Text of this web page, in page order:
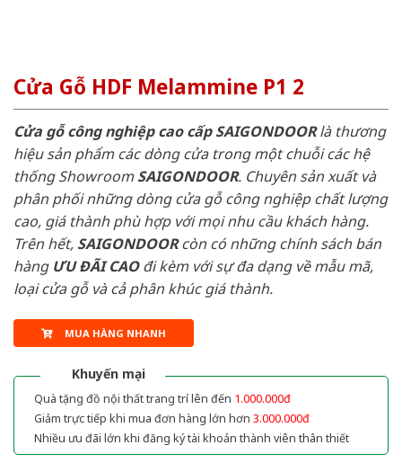
Cửa Gỗ HDF Melammine P1 2
Cửa gỗ công nghiệp cao cấp SAIGONDOORlà thương
hiệu sản phẩm các dòng cửa trong một chuỗi các hệ
thống ShowroomSAIGONDOOR. Chuyên sản xuất và
phân phối những dòng cửa gỗ công nghiệp chất lượng
cao, giá thành phù hợp với mọi nhu cầu khách hàng.
Trên hết, SAIGONDOORcòn có những chính sách bán
hàng ƯU ĐÃI CAOđi kèm với sự đa dạng về mẫu mã,
loại cửa gỗ và cả phân khúc giá thành.
MUA HÀNG NHANH
Khuyến mại
Quà tặng đồ nội thất trang trí lên đến 1.000.000đ
Giảm trực tiếp khi mua đơn hàng lớn hơn 3.000.000đ
Nhiều ưu đãi lớn khi đăng ký tài khoản thành viên thân thiết